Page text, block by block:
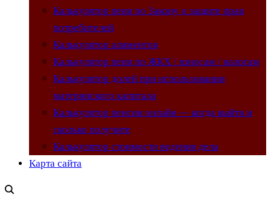
Калькулятор пени по Закону о защите прав
потребителей
Калькулятор алиментов
Калькулятор пени по ЖКХ / взносам / налогам
Калькулятор долей при использовании
материнского капитала
Калькулятор пенсии онлайн — когда выйти и
сколько получите
Калькулятор стоимости ведения дела
Карта сайта